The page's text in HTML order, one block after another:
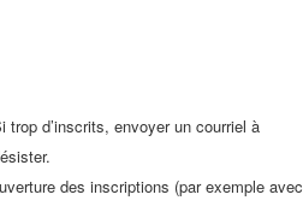
d’inscrits, envoyer un courriel à
des inscriptions (par exemple avec